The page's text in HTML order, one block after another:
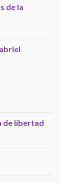
de la
de libertad